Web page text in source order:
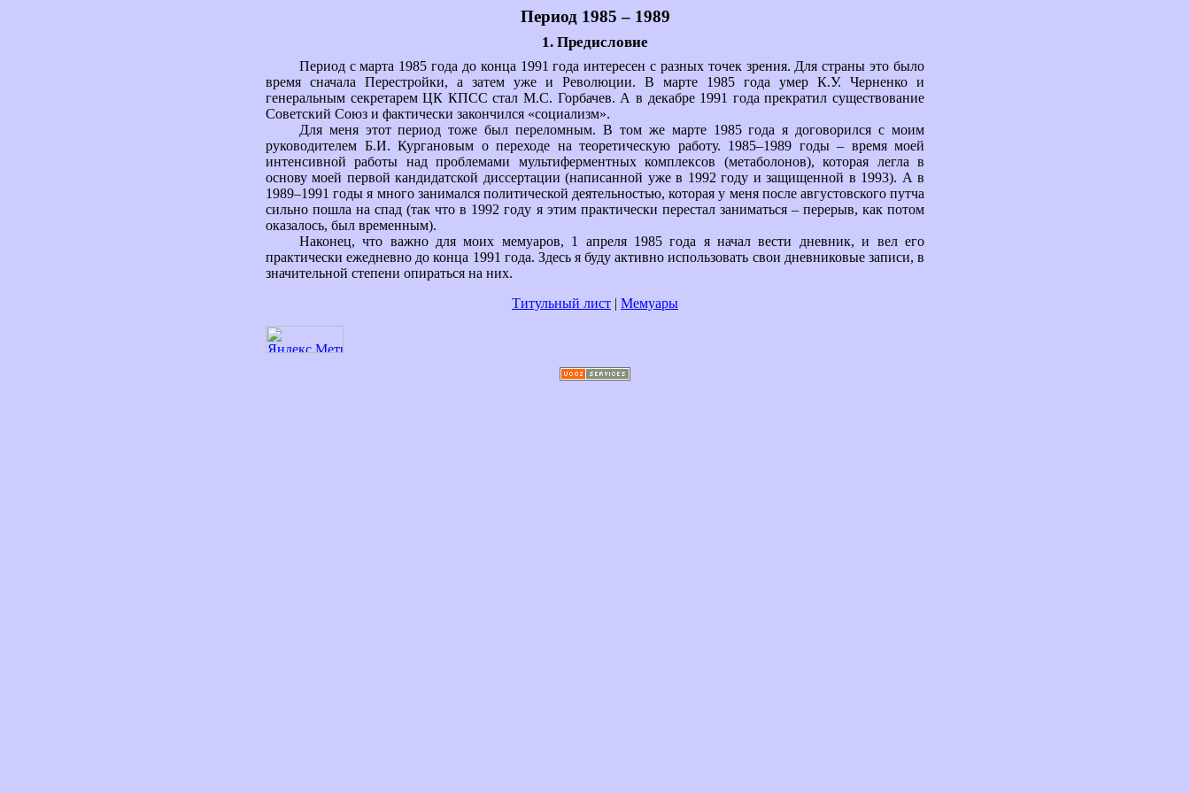
Период 1985 – 1989
1. Предисловие
Период с марта 1985 года до конца 1991 года интересен с разных точек зрения. Для страны это было
время сначала Перестройки, а затем уже и Революции. В марте 1985 года умер К.У. Черненко и
генеральным секретарем ЦК КПСС стал М.С. Горбачев. А в декабре 1991 года прекратил существование
Советский Союз и фактически закончился «социализм».
Для меня этот период тоже был переломным. В том же марте 1985 года я договорился с моим
руководителем Б.И. Кургановым о переходе на теоретическую работу. 1985–1989 годы – время моей
интенсивной работы над проблемами мультиферментных комплексов (метаболонов), которая легла в
основу моей первой кандидатской диссертации (написанной уже в 1992 году и защищенной в 1993). А в
1989–1991 годы я много занимался политической деятельностью, которая у меня после августовского путча
сильно пошла на спад (так что в 1992 году я этим практически перестал заниматься – перерыв, как потом
оказалось, был временным).
Наконец, что важно для моих мемуаров, 1 апреля 1985 года я начал вести дневник, и вел его
практически ежедневно до конца 1991 года. Здесь я буду активно использовать свои дневниковые записи, в
значительной степени опираться на них.
Титульный лист | Мемуары